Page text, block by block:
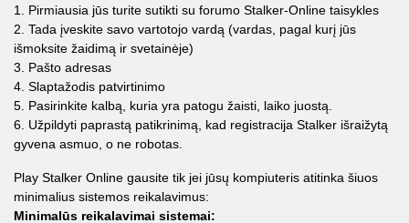
1. Pirmiausia jūs turite sutikti su forumo Stalker-Online taisykles
2. Tada įveskite savo vartotojo vardą (vardas, pagal kurį jūs
išmoksite žaidimą ir svetainėje)
3. Pašto adresas
4. Slaptažodis patvirtinimo
5. Pasirinkite kalbą, kuria yra patogu žaisti, laiko juostą.
6. Užpildyti paprastą patikrinimą, kad registracija Stalker išraižytą
gyvena asmuo, o ne robotas.
Play Stalker Online gausite tik jei jūsų kompiuteris atitinka šiuos
minimalius sistemos reikalavimus:
Minimalūs reikalavimai sistemai: